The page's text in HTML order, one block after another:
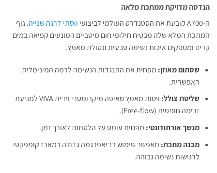
הנדסה מדויקת ממתכת מלאה
ה-A700 קובעת את הסטנדרט העולמי לביצועי
ווסתי דרגה שנייה. גוף
המתכת המלא שלה מבטיח חילופי חום מיטביים המונעים קפיאה במים
קרים ומספקים איכות נשימה טבעית ונטולת מאמץ.
שסתום מאוזן: מפחית את התנגדות הנשימה לרמה המינימלית
האפשרית.
שליטת צולל:
ויסות מאמץ שאיפה מיקרומטרי וידית VIVA למניעת
זרימה חופשית (Free-flow).
מנשך אורתודונטי: מפחית עומס על הלסתות לאורך זמן.
מבנה מתכת: מאפשר שימוש בדיאפרגמה גדולה במארז קומפקטי
לרגישות נשימה גבוהה.